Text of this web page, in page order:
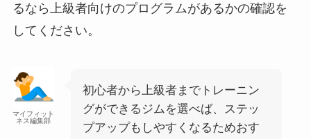
るなら上級者向けのプログラムがあるかの確認を
してください。
マイフィット
ネス編集部
初心者から上級者までトレーニン
グができるジムを選べば、ステッ
プアップもしやすくなるためおす